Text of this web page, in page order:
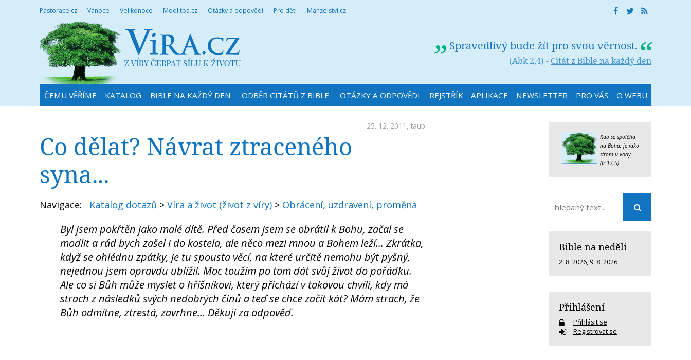
Pastorace.cz Vánoce Velikonoce Modlitba.cz Otázky a odpovědi Pro děti Manzelstvi.cz
Spravedlivý bude žít pro svou věrnost.
(Abk 2,4) - Citát z Bible na každý den
ČEMU VĚŘÍME KATALOG BIBLE NA KAŽDÝ DEN ODBĚR CITÁTŮ Z BIBLE OTÁZKY A ODPOVĚDI REJSTŘÍK APLIKACE NEWSLETTER PRO VÁS O WEBU
25. 12. 2011, taub
Co dělat? Návrat ztraceného
syna...
Navigace: Katalog dotazů > Víra a život (život z víry) > Obrácení, uzdravení, proměna
Byl jsem pokřtěn jako malé dítě. Před časem jsem se obrátil k Bohu, začal se
modlit a rád bych zašel i do kostela, ale něco mezi mnou a Bohem leží... Zkrátka,
když se ohlédnu zpátky, je tu spousta věcí, na které určitě nemohu být pyšný,
nejednou jsem opravdu ublížil. Moc toužím po tom dát svůj život do pořádku.
Ale co si Bůh může myslet o hříšníkovi, který přichází v takovou chvíli, kdy má
strach z následků svých nedobrých činů a teď se chce začít kát? Mám strach, že
Bůh odmítne, ztrestá, zavrhne... Děkuji za odpověď.
Kdo se spoléhá
na Boha, je jako
strom u vody.
(Jr 17,5)
Bible na neděli
2. 8. 2026, 9. 8. 2026
Přihlášení
Přihlásit se
Registrovat se